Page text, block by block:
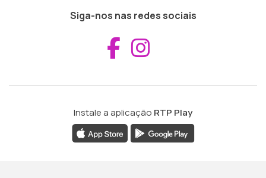
Siga-nos nas redes sociais
Aceder ao
Instale a aplicação RTP Play